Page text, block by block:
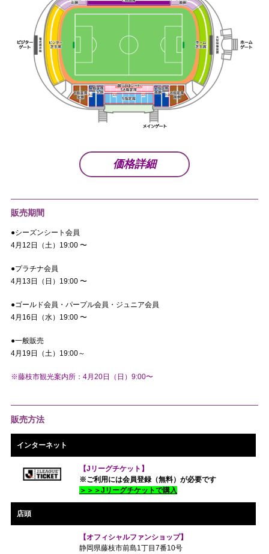
価格詳細
販売期間
●シーズンシート会員
4月12日（土）19:00 〜
●プラチナ会員
4月13日（日）19:00 〜
●ゴールド会員・パープル会員・ジュニア会員
4月16日（水）19:00 〜
●一般販売
4月19日（土）19:00～
※藤枝市観光案内所：4月20日（日 ）9:00〜
販売方法
インターネット
【Jリーグチケット】
※ご利用には会員登録（無料）が必要です
＞＞＞Jリーグチケットで購入
店頭
【オフィシャルファンショップ】
静岡県藤枝市前島1丁目7番10号